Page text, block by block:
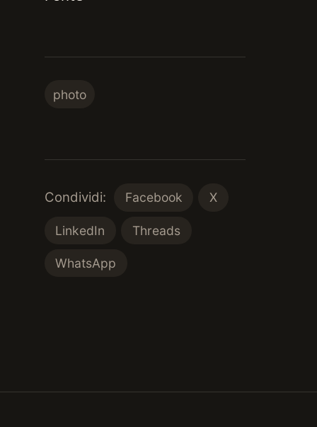
photo
Condividi: Facebook X
LinkedIn Threads
WhatsApp